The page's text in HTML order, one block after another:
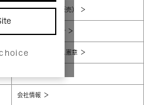
販売規約（店頭販売）
個人情報保護方針
コンプライアンス憲章
会社情報